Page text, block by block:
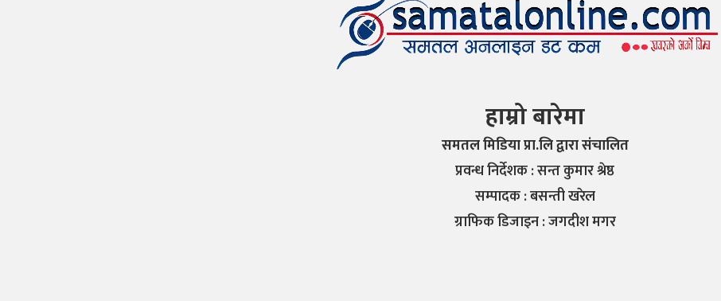
हाम्रो बारेमा
समतल मिडिया प्रा.लि द्वारा संचालित
प्रवन्ध निर्देशक : सन्त कुमार श्रेष्ठ
सम्पादक : बसन्ती खरेल
ग्राफिक डिजाइन : जगदीश मगर